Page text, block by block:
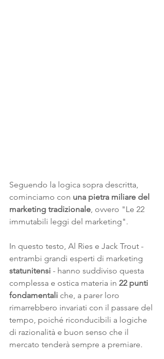
Seguendo la logica sopra descritta,
cominciamo con una pietra miliare del
marketing tradizionale , ovvero "Le 22
immutabili leggi del marketing".
In questo testo, Al Ries e Jack Trout -
entrambi grandi esperti di marketing
statunitensi - hanno suddiviso questa
complessa e ostica materia in 22 punti
fondamentali che, a parer loro
rimarrebbero invariati con il passare del
tempo, poiché riconducibili a logiche
di razionalità e buon senso che il
mercato tenderà sempre a premiare.